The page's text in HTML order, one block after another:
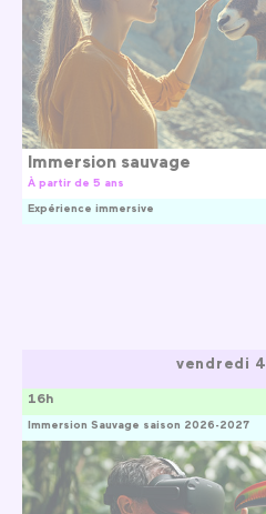
Immersion sauvage
À partir de 5 ans
Expérience immersive
vendredi 4
Immersion Sauvage saison 2026-2027
16h